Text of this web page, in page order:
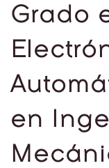
Grado
en